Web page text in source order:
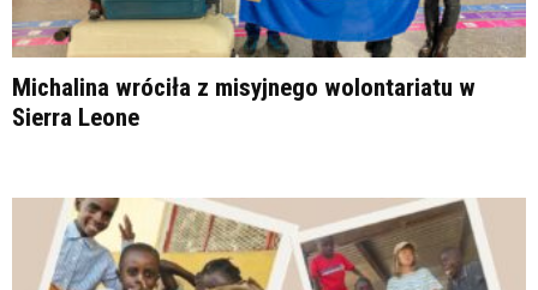
Michalina wróciła z misyjnego wolontariatu w
Sierra Leone